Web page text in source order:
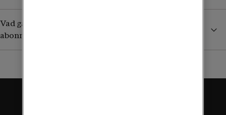
Vad gäller utomlands om jag har ett äldre obegränsat
abonnemang?